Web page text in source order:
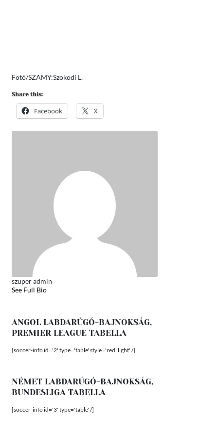
Fotó/SZAMY:Szokodi L.
Share this:
Facebook X
szuper admin
See Full Bio
ANGOL LABDARÚGÓ-BAJNOKSÁG,
PREMIER LEAGUE TABELLA
[soccer-info id='2' type='table' style='red_light' /]
NÉMET LABDARÚGÓ-BAJNOKSÁG,
BUNDESLIGA TABELLA
[soccer-info id='3' type='table' /]